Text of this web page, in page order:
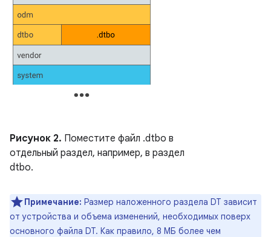
Рисунок 2. Поместите файл .dtbo в
отдельный раздел, например, в раздел
dtbo.
Примечание: Размер наложенного раздела DT зависит
от устройства и объема изменений, необходимых поверх
основного файла DT. Как правило, 8 МБ более чем